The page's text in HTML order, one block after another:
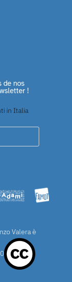
de nos
!
in Italia
Valera è